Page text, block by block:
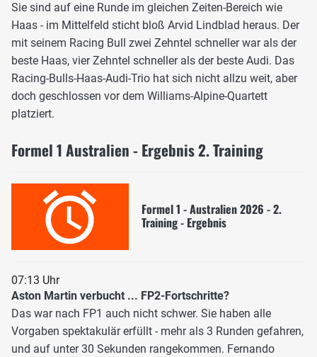
Sie sind auf eine Runde im gleichen Zeiten-Bereich wie
Haas - im Mittelfeld sticht bloß Arvid Lindblad heraus. Der
mit seinem Racing Bull zwei Zehntel schneller war als der
beste Haas, vier Zehntel schneller als der beste Audi. Das
Racing-Bulls-Haas-Audi-Trio hat sich nicht allzu weit, aber
doch geschlossen vor dem Williams-Alpine-Quartett
platziert.
Formel 1 Australien - Ergebnis 2. Training
Formel 1 - Australien 2026 - 2.
Training - Ergebnis
07:13 Uhr
Aston Martin verbucht ... FP2-Fortschritte?
Das war nach FP1 auch nicht schwer. Sie haben alle
Vorgaben spektakulär erfüllt - mehr als 3 Runden gefahren,
und auf unter 30 Sekunden rangekommen. Fernando